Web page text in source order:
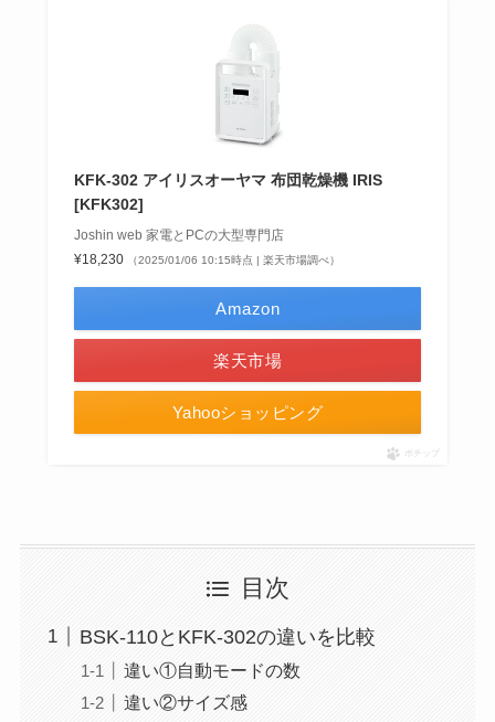
KFK-302 アイリスオーヤマ 布団乾燥機 IRIS
[KFK302]
Joshin web 家電とPCの大型専門店
¥18,230
（2025/01/06 10:15時点 | 楽天市場調べ）
Amazon
楽天市場
Yahooショッピング
ポチップ
目次
BSK-110とKFK-302の違いを比較
違い①自動モードの数
違い②サイズ感